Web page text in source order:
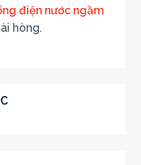
điện nước ngầm
hòng.